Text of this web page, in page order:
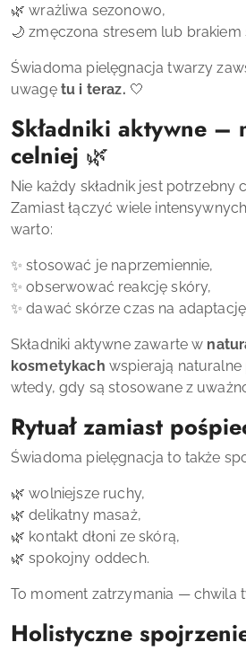
🌿 wrażliwa sezonowo,
🌙 zmęczona stresem lub brakiem
Świadoma pielęgnacja twarzy
uwagę tu i teraz. 🤍
Składniki aktywne –
celniej 🌿
Nie każdy składnik jest potrzebny
Zamiast łączyć wiele
warto:
✨ stosować je naprzemiennie,
✨ obserwować reakcję skóry,
✨ dawać skórze czas na
Składniki aktywne zawarte w
kosmetykach wspierają
wtedy, gdy są stosowane z
Rytuał zamiast
Świadoma pielęgnacja to także
🌿 wolniejsze ruchy,
🌿 delikatny masaż,
🌿 kontakt dłoni ze skórą,
🌿 spokojny oddech.
To moment zatrzymania — chwila
Holistyczne